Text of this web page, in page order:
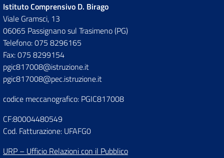
Istituto Comprensivo D. Birago
Viale Gramsci, 13
06065 Passignano sul Trasimeno (PG)
Telefono: 075 8296165
Fax: 075 8299154
pgic817008@istruzione.it
pgic817008@pec.istruzione.it
codice meccanografico: PGIC817008
CF:80004480549
Cod. Fatturazione: UFAFG0
URP – Ufficio Relazioni con il Pubblico